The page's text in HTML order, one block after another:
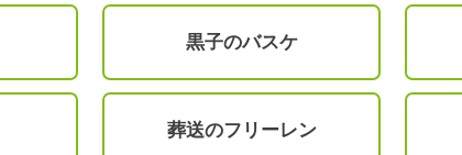
黒子のバスケ
葬送のフリーレン